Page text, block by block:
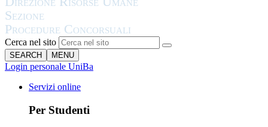
Cerca nel sito
SEARCH MENU
Login personale UniBa
Servizi online
Per Studenti